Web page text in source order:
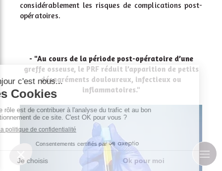
considérablement les risques de complications post-
opératoires.
- "Au cours de la période post-opératoire d’une
greffe osseuse, le PRF réduit l’apparition de petits
désagréments douloureux, infectieux ou
inflammatoires."